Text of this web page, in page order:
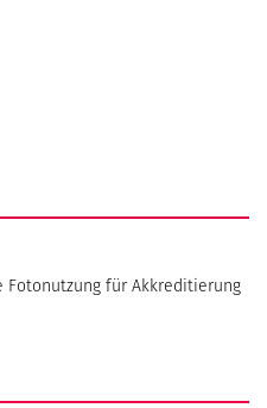
Fotonutzung für Akkreditierung